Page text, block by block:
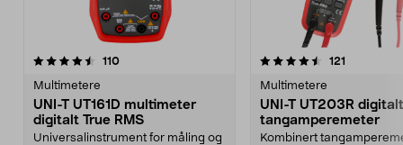
110anmeldelser
Multimetere
UNI-T UT161D multimeter
digitalt True RMS
Universalinstrument for måling og
4.5 av 5 stjerner 121
Multimetere
UNI-T UT203R
tangamperemeter
Kombinert
4.5 av 5 stjerner